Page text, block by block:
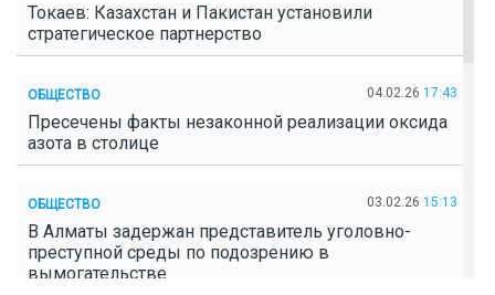
Токаев: Казахстан и Пакистан установили
стратегическое партнерство
ОБЩЕСТВО 04.02.26 17:43
Пресечены факты незаконной реализации оксида
азота в столице
ОБЩЕСТВО 03.02.26 15:13
В Алматы задержан представитель уголовно-
преступной среды по подозрению в
вымогательстве